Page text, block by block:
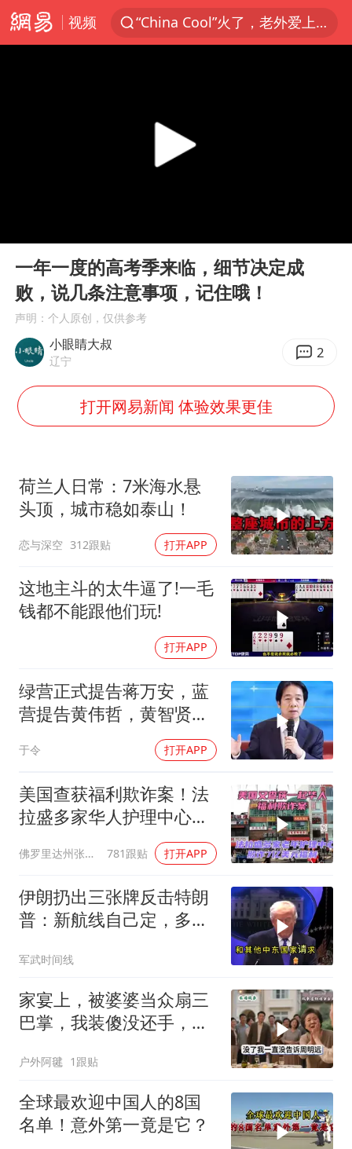
视频
香港火灾调查报告：大火或由烟头引起
多所高校取消艺考
22岁女生独闯南太行失联12天
用AI造出新病毒意味着什么
张本智和：零封向鹏不意外
浙江最强风雨时段已锁定
刘伟任延安市委常委、市纪委书记
习近平心系体育强国建设
Play
一年一度的高考季来临，细节决定成
败，说几条注意事项，记住哦！
声明：个人原创，仅供参考
小眼睛大叔
辽宁 2
打开网易新闻 体验效果更佳
荷兰人日常：7米海水悬
头顶，城市稳如泰山！
恋与深空 312跟贴 打开APP
这地主斗的太牛逼了!一毛
钱都不能跟他们玩!
打开APP
绿营正式提告蒋万安，蓝
营提告黄伟哲，黄智贤不
于令 打开APP
美国查获福利欺诈案！法
拉盛多家华人护理中心欺
佛罗里达州张司令 781跟贴 打开APP
伊朗扔出三张牌反击特朗
普：新航线自己定，多国
前状态
军武时间线
家宴上，被婆婆当众扇三
巴掌，我装傻没还手，悄
夫全家10人被新户主请出
家门
户外阿毽 1跟贴
全球最欢迎中国人的8国
名单！意外第一竟是它？